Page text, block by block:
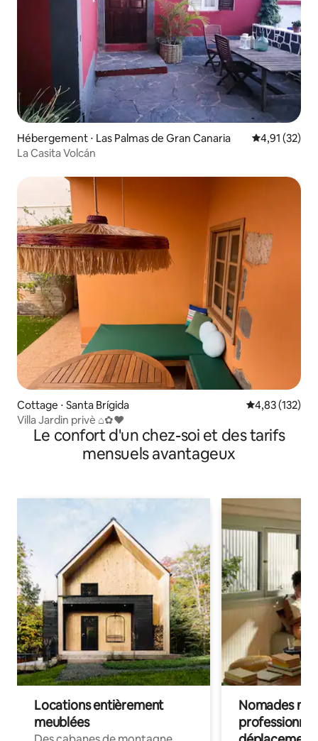
Hébergement ⋅ Las Palmas de Gran Canaria Évaluation
4,91 (32)
La Casita Volcán
Cottage ⋅ Santa Brígida Évaluation
4,83 (132)
Villa Jardin privè ⌂✿♥
Le confort d'un chez-soi et des tarifs
mensuels avantageux
Locations entièrement
meublées
Nomades